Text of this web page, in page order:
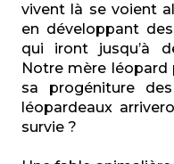
vivent là se voient
en développant
qui iront jusqu’à
Notre mère léopard
sa progéniture
léopardeaux
survie ?